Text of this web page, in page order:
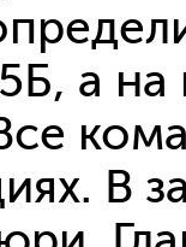
а
В